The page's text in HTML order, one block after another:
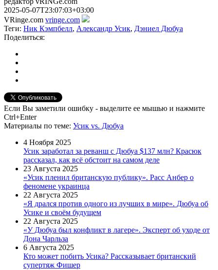
2025-05-07T23:07:03+03:00
VRinge.com vringe.com
Теги: Ник Кэмпбелл, Александр Усик, Дэниел Дюбуа
Поделиться:
Если Вы заметили ошибку - выделите ее мышью и нажмите
Ctrl+Enter
Материалы по теме: Усик vs. Дюбуа
4 Ноября 2025
Усик заработал за реванш с Дюбуа $137 млн? Красюк
рассказал, как всё обстоит на самом деле
23 Августа 2025
«Усик пленил британскую публику». Расс Анбер о
феномене украинца
22 Августа 2025
«Я дрался против одного из лучших в мире». Дюбуа об
Усике и своём будущем
22 Августа 2025
«У Дюбуа был конфликт в лагере». Эксперт об уходе от
Дона Чарльза
6 Августа 2025
Кто может побить Усика? Рассказывает британский
супертяж Фишер